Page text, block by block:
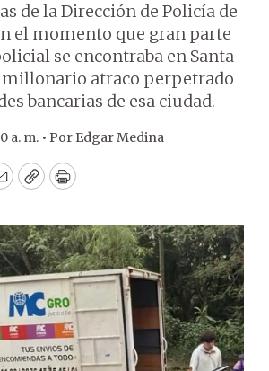
de la Dirección de Policía de
el momento que gran parte
se encontraba en Santa
millonario atraco perpetrado
bancarias de esa ciudad.
a. m. • Por Edgar Medina
CopyPrint